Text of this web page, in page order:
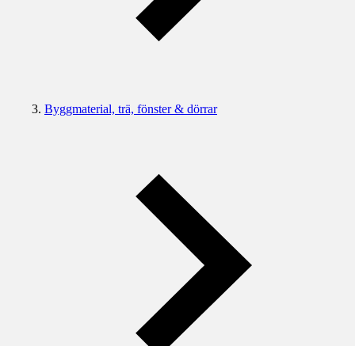
Byggmaterial, trä, fönster & dörrar